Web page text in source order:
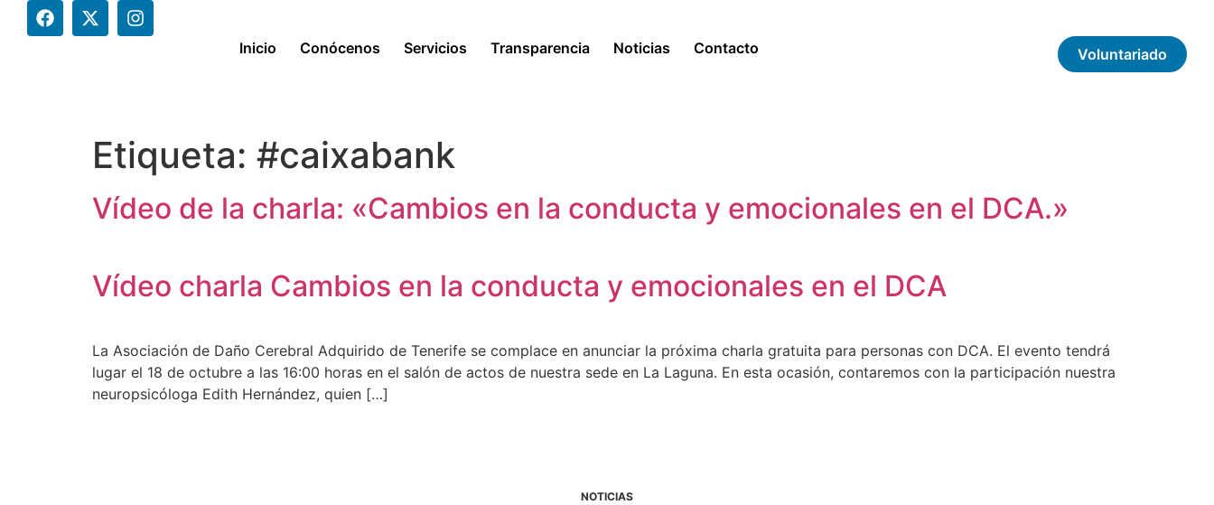
contenido
Inicio Conócenos Servicios Transparencia Noticias Contacto Voluntariado
Etiqueta: #caixabank
Vídeo de la charla: «Cambios en la conducta y emocionales en el DCA.»
Vídeo charla Cambios en la conducta y emocionales en el DCA
La Asociación de Daño Cerebral Adquirido de Tenerife se complace en anunciar la próxima charla gratuita para personas con DCA. El evento tendrá
lugar el 18 de octubre a las 16:00 horas en el salón de actos de nuestra sede en La Laguna. En esta ocasión, contaremos con la participación nuestra
neuropsicóloga Edith Hernández, quien […]
NOTICIAS